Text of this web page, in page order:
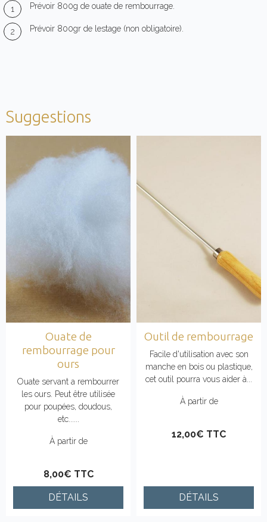
Prévoir 800g de ouate de rembourrage.
Prévoir 800gr de lestage (non obligatoire).
Suggestions
Ouate de
rembourrage pour
ours
Ouate servant a rembourrer
les ours. Peut être utilisée
pour poupées, doudous,
etc......
À partir de
8,00€ TTC
DÉTAILS
Outil de rembourrage
Facile d'utilisation avec son
manche en bois ou plastique,
cet outil pourra vous aider à...
À partir de
12,00€ TTC
DÉTAILS